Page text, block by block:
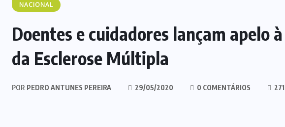
NACIONAL
Doentes e cuidadores lançam apelo
da Esclerose Múltipla
POR PEDRO ANTUNES PEREIRA 29/05/2020 0 COMENTÁRIOS